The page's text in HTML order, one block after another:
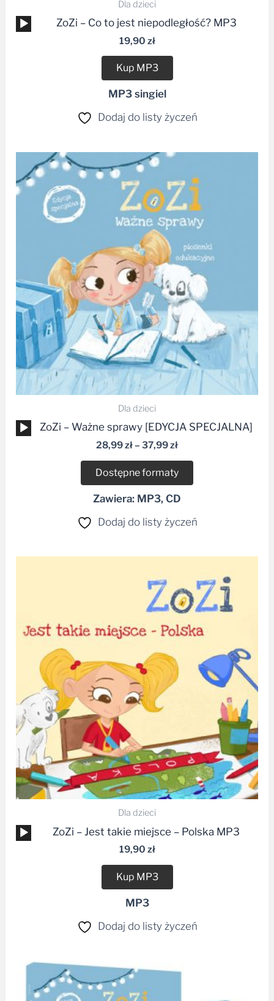
Dla dzieci
Odtwarzacz
plików
ZoZi – Co to jest niepodległość? MP3
19,90 zł
Kup MP3
MP3 singiel
Dodaj do listy życzeń
Dla dzieci
Odtwarzacz
plików
dźwiękowych
ZoZi – Ważne sprawy [EDYCJA SPECJALNA]
28,99zł– 37,99zł
od
28,99 zł
do
37,99 zł
Dostępne formaty
Zawiera: MP3, CD
Dodaj do listy życzeń
Dla dzieci
Odtwarzacz
plików
ZoZi – Jest takie miejsce – Polska MP3
19,90 zł
Kup MP3
MP3
Dodaj do listy życzeń